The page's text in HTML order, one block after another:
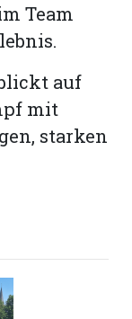
Team
auf
mit
starken